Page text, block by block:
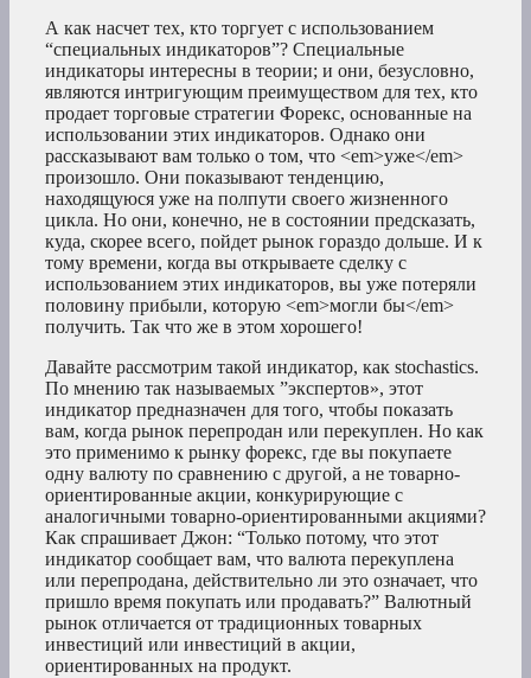
А как насчет тех, кто торгует с использованием
“специальных индикаторов”? Специальные
индикаторы интересны в теории; и они, безусловно,
являются интригующим преимуществом для тех, кто
продает торговые стратегии Форекс, основанные на
использовании этих индикаторов. Однако они
рассказывают вам только о том, что <em>уже</em>
произошло. Они показывают тенденцию,
находящуюся уже на полпути своего жизненного
цикла. Но они, конечно, не в состоянии предсказать,
куда, скорее всего, пойдет рынок гораздо дольше. И к
тому времени, когда вы открываете сделку с
использованием этих индикаторов, вы уже потеряли
половину прибыли, которую <em>могли бы</em>
получить. Так что же в этом хорошего!
Давайте рассмотрим такой индикатор, как stochastics.
По мнению так называемых ”экспертов», этот
индикатор предназначен для того, чтобы показать
вам, когда рынок перепродан или перекуплен. Но как
это применимо к рынку форекс, где вы покупаете
одну валюту по сравнению с другой, а не товарно-
ориентированные акции, конкурирующие с
аналогичными товарно-ориентированными акциями?
Как спрашивает Джон: “Только потому, что этот
индикатор сообщает вам, что валюта перекуплена
или перепродана, действительно ли это означает, что
пришло время покупать или продавать?” Валютный
рынок отличается от традиционных товарных
инвестиций или инвестиций в акции,
ориентированных на продукт.